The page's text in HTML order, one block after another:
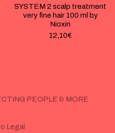
SYSTEM 2 scalp treatment
very fine hair 100 ml by
Nioxin
12,10€
PEOPLE & MORE
Legal